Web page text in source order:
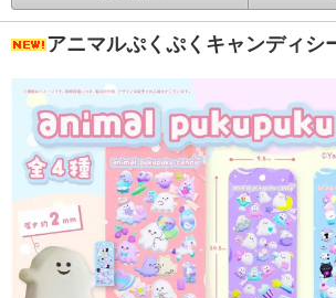
アニマルぷくぷくキャンディ